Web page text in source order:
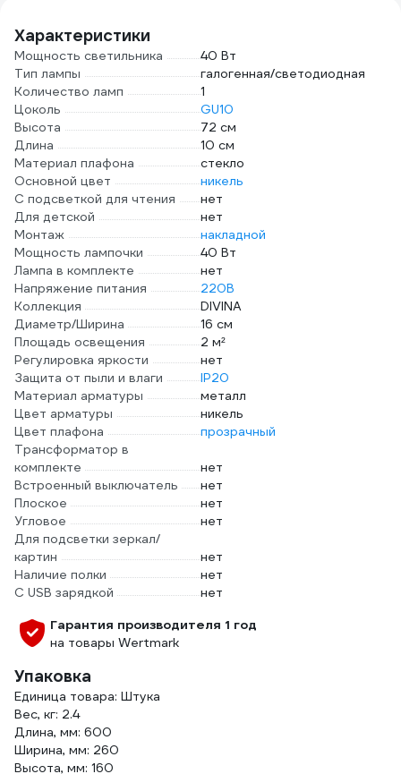
Характеристики
Мощность светильника
40 Вт
Тип лампы
галогенная/светодиодная
Количество ламп
1
Цоколь
GU10
Высота
72 см
Длина
10 см
Материал плафона
стекло
Основной цвет
никель
С подсветкой для чтения
нет
Для детской
нет
Монтаж
накладной
Мощность лампочки
40 Вт
Лампа в комплекте
нет
Напряжение питания
220В
Коллекция
DIVINA
Диаметр/Ширина
16 см
Площадь освещения
2 м²
Регулировка яркости
нет
Защита от пыли и влаги
IP20
Материал арматуры
металл
Цвет арматуры
никель
Цвет плафона
прозрачный
Трансформатор в
комплекте
нет
Встроенный выключатель
нет
Плоское
нет
Угловое
нет
Для подсветки зеркал/
картин
нет
Наличие полки
нет
С USB зарядкой
нет
Гарантия производителя 1 год
на товары Wertmark
Упаковка
Единица товара: Штука
Вес, кг: 2.4
Длина, мм: 600
Ширина, мм: 260
Высота, мм: 160